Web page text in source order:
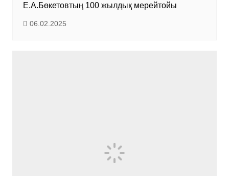
Е.А.Бөкетовтың 100 жылдық мерейтойы
06.02.2025